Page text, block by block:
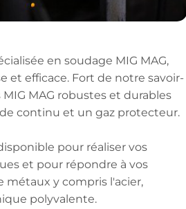
en soudage MIG MAG,
et efficace. Fort de notre savoir-
MAG robustes et durables
continu et un gaz protecteur.
pour réaliser vos
et pour répondre à vos
métaux y compris l'acier,
polyvalente.